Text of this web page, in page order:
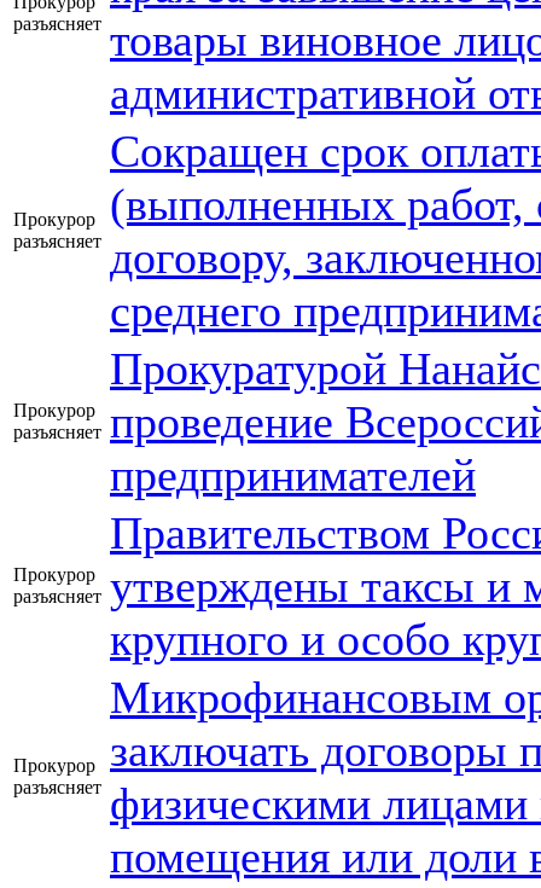
разъясняет товары виновное
административной
Прокурор
разъясняет
Сокращен срок
(выполненных работ,
договору,
среднего
Прокурор
разъясняет
Прокуратурой
проведение
предпринимателей
Прокурор
разъясняет
Правительством
утверждены таксы и
крупного и особо
Прокурор
разъясняет
Микрофинансовым
заключать договоры
физическими лицами
помещения или доли